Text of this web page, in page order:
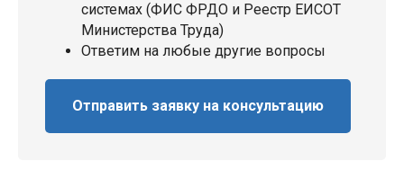
системах (ФИС ФРДО и Реестр ЕИСОТ
Министерства Труда)
Ответим на любые другие вопросы
Отправить заявку на консультацию